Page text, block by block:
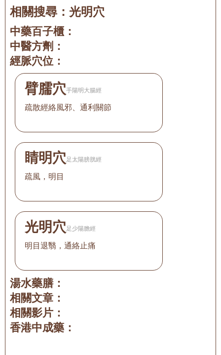
相關搜尋： 光明穴
中藥百子櫃：
中醫方劑：
經脈穴位：
臂臑穴手陽明大腸經
疏散經絡風邪、通利關節
睛明穴 足太陽膀胱經
疏風，明目
光明穴 足少陽膽經
明目退翳，通絡止痛
湯水藥膳：
相關文章：
相關影片：
香港中成藥：